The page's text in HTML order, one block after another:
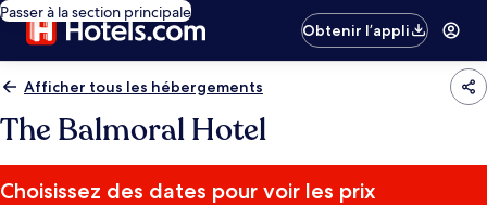
Passer à la section principale
Obtenir l’appli
Afficher tous les hébergements
The Balmoral Hotel
Choisissez des dates pour voir les prix